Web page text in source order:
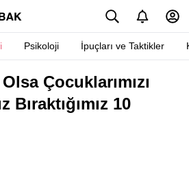
Psikoloji İpuçları ve Taktikler
Çocuklarımızı
Bıraktığımız 10